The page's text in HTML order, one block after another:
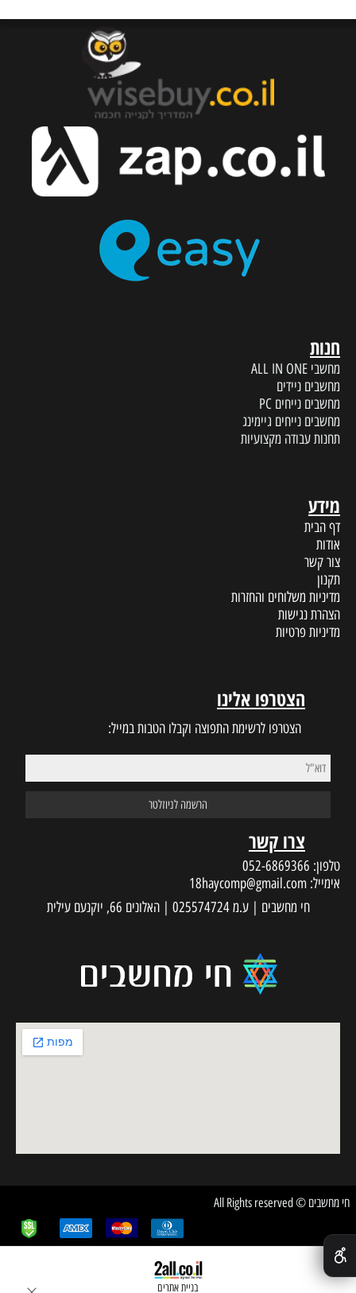
חנות
מחשבי ALL IN ONE
מחשבים ניידים
מחשבים נייחים PC
מחשבים נייחים גיימינג
תחנות עבודה מקצועיות
מידע
דף הבית
אודות
צור קשר
תקנון
מדיניות משלוחים והחזרות
הצהרת נגישות
מדיניות פרטיות
הצטרפו אלינו
הצטרפו לרשימת התפוצה וקבלו הטבות במייל:
צרו קשר
טלפון: 052-6869366
אימייל: 18haycomp@gmail.com
חי מחשבים | ע.מ 025574724 | האלונים 66, יוקנעם עילית
חי מחשבים © All Rights reserved
בניית אתרים